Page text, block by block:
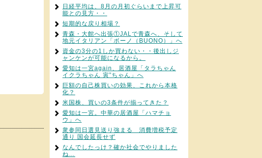
日経平均は、8月の月初ぐらいまで上昇可
能との見方・・
短期的な戻り相場？
青森・大館へ出張①JALで青森へ、そして
地元イタリアン「ボーノ（BUONO）」へ
資金の3分の1しか買わない・・後出しジ
ャンケンが可能になるから。
愛知は一宮again、居酒屋「タラちゃん
イクラちゃん 寅”ちゃん」へ
巨額の自己株買いの効果、これから本格
化？
米国株、買いの3条件が揃ってきた？
愛知は一宮。中華の居酒屋「ハマチョ
ウ」へ
衆参同日選見送り強まる 消費増税予定
通り 国会延長せず
なんでしたっけ？確か社会でやりました
ね…